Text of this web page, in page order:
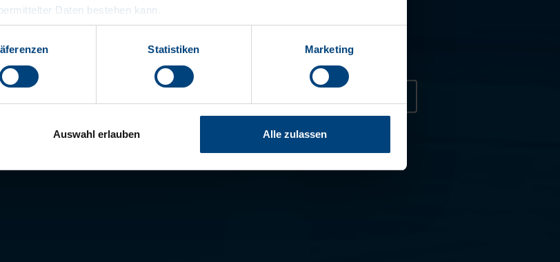
Daten bestehen kann.
Statistiken Marketing
Auswahl erlauben Alle zulassen